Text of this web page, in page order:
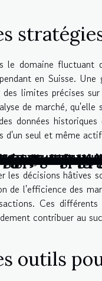
le domaine fluctuant
en Suisse.
des limites précises
de marché,
données
d'un seul et même
du trading
les décisions hâtives
de l'efficience des
Ces
contribuer au
outils
ligne
le marché
dans le
son impact
amateurs et
de trading
ETF :
à une: une
Excel :
sur le forex
passion
sous Excel :
CFD sur